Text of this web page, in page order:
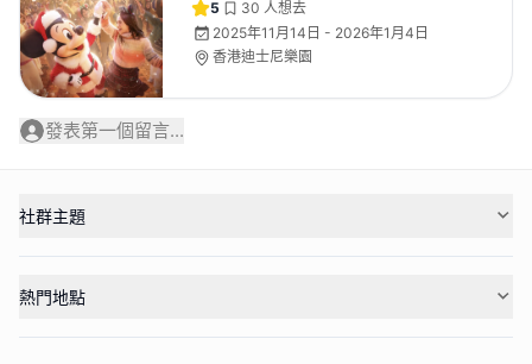
5 30 人想去
2025年11月14日 - 2026年1月4日
香港迪士尼樂園
發表第一個留言...
社群主題
熱門地點